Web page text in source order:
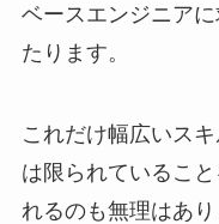
ベースエンジニア
たります。
これだけ幅広いス
は限られているこ
れるのも無理はあ